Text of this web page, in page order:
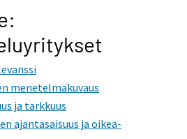
menetelmäkuvaus
ja tarkkuus
ajantasaisuus ja oikea-